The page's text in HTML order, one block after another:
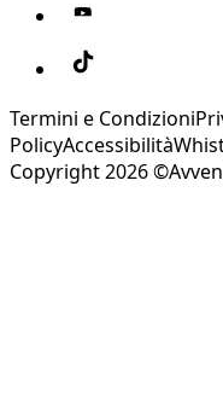
Termini e Condizioni
PolicyAccessibilità
Copyright 2026